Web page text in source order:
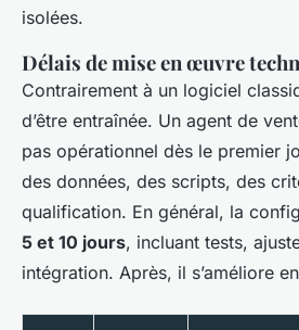
isolées.
Délais de mise en œuvre
Contrairement à un logiciel
d’être entraînée. Un agent de
pas opérationnel dès le premier
des données, des scripts, des
qualification. En général, la
5 et 10 jours, incluant tests,
intégration. Après, il s’améliore